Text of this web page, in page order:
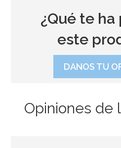
¿Qué te
este
DANOS TU
Opiniones de